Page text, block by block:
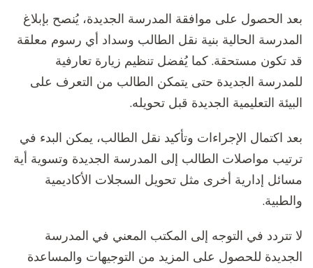
بعد الحصول على موافقة المدرسة الجديدة، يُنصح بإبلاغ
المدرسة الحالية بنية نقل الطالب وسداد أي رسوم معلقة
قد تكون مستحقة. كما يُفضل تنظيم زيارة تعارفية
للمدرسة الجديدة حتى يتمكن الطالب من التعرف على
البيئة التعليمية الجديدة قبل تحويله.
بعد اكتمال الإجراءات وتأكيد نقل الطالب، يمكن البدء في
ترتيب مواصلات الطالب إلى المدرسة الجديدة وتسوية أية
مسائل إدارية أخرى مثل تحويل السجلات الأكاديمية
والطبية.
لا تتردد في التوجه إلى المكتب المعني في المدرسة
الجديدة للحصول على المزيد من التوجيهات والمساعدة